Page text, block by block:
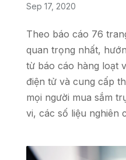
Sep 17, 2020
Theo báo cáo 76
quan trọng nhất,
từ báo cáo hàng loạt
điện tử và cung cấp
mọi người mua sắm
vi, các số liệu nghiên